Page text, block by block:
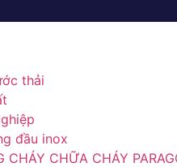
thải
đầu inox
CHÁY CHỮA CHÁY